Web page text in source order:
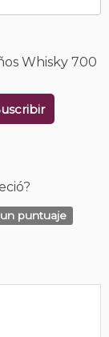
Whisky 700
puntuaje